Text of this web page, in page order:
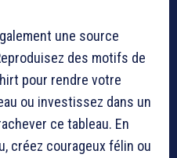
une source
des motifs de
pour rendre votre
ou investissez dans un
ce tableau. En
créez courageux félin ou